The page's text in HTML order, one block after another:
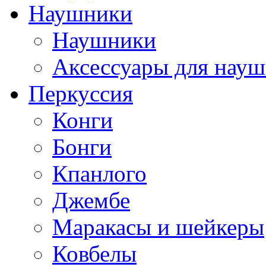
Наушники
Наушники
Аксессуары для
Перкуссия
Конги
Бонги
Кпанлого
Джембе
Маракасы и шейкеры
Ковбелы